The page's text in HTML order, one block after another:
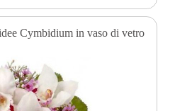
Cymbidium in vaso di vetro